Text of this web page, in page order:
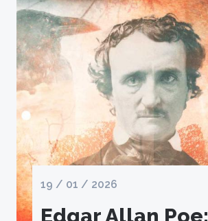
19 / 01 / 2026
Edgar Allan Poe: